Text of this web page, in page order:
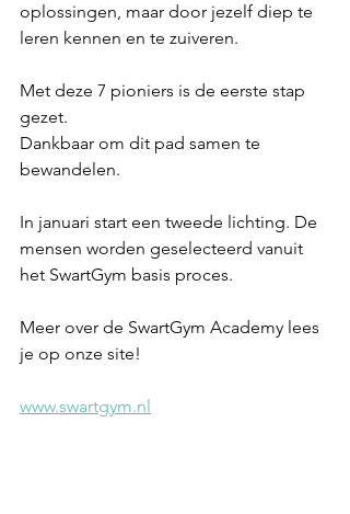
oplossingen, maar door jezelf diep te
leren kennen en te zuiveren.
Met deze 7 pioniers is de eerste stap
gezet.
Dankbaar om dit pad samen te
bewandelen.
In januari start een tweede lichting. De
mensen worden geselecteerd vanuit
het SwartGym basis proces.
Meer over de SwartGym Academy lees
je op onze site!
www.swartgym.nl